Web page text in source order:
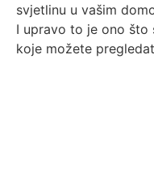
svjetlinu u vašim
I upravo to je ono što
koje možete